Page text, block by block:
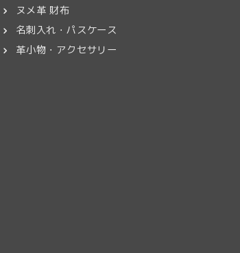
ヌメ革 財布
名刺入れ・パスケース
革小物・アクセサリー